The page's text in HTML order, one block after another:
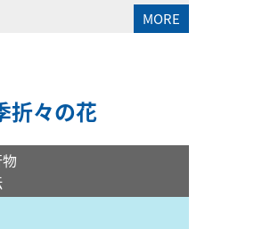
MORE
々の花